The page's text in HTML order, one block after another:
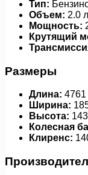
Тип:
Объем: 2.0
Мощность:
Крутящий
Размеры
Длина:
Ширина:
Высота:
Колесная
Клиренс: